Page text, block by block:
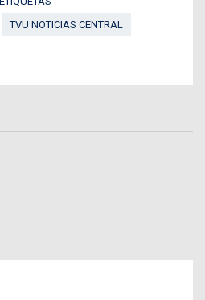
TVU NOTICIAS CENTRAL